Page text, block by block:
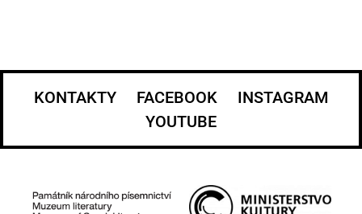
KONTAKTY FACEBOOK
INSTAGRAM
YOUTUBE